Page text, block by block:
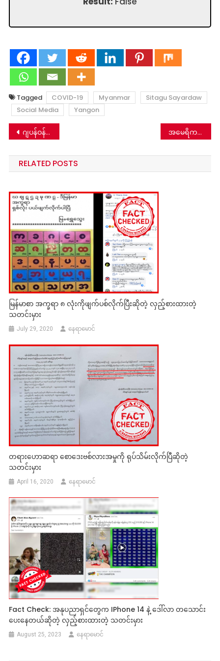
Tagged COVID-19 Myanmar
Sitagu Sayardaw
Social Media
Yangon
Post
navigation
ဂျပန်ဝန်ကြီးချုပ် မြန်မာနိုင်ငံလာခဲ့သလား-မဟုတ်ပါ အမေရိကန်မှာ COVID-19 ကာကွယ်ဆေး လူသန်း ၂၀၀ မှာ ထိုးမယ်ဆိုတာမဟုတ်ပါ
RELATED POSTS
မြန်မာစာ အက္ခရာ ၈ လုံးကိုဖျက်ပစ်လိုက်ပြီးဆိုတဲ့ လှည့်စားထားတဲ့
သတင်းမှား
July 29, 2020 နေရာမောင်
တရားဟောဆရာ စောဒေးဗစ်လားအမှုကို ရုပ်သိမ်းလိုက်ပြီဆိုတဲ့
သတင်းမှား
April 16, 2020 နေရာမောင်
Fact Check: အနုပညာရှင်တွေက IPhone 14 နဲ့ ဒေါ်လာ တသောင်း
ပေးနေတယ်ဆိုတဲ့ လှည့်စားထားတဲ့ သတင်းမှား
August 25, 2023 နေရာမောင်